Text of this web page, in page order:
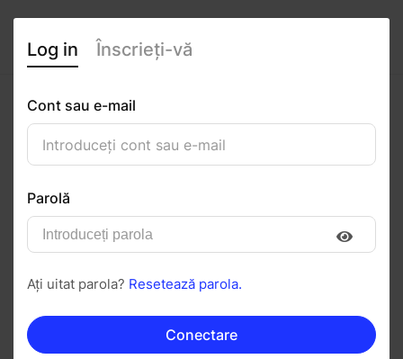
Rares Cosma
Urmăriți Salvați în PDF
Invitați Mesaj
Log in Înscrieți-vă
Cont sau e-mail
Parolă
Ați uitat parola? Resetează parola.
Conectare